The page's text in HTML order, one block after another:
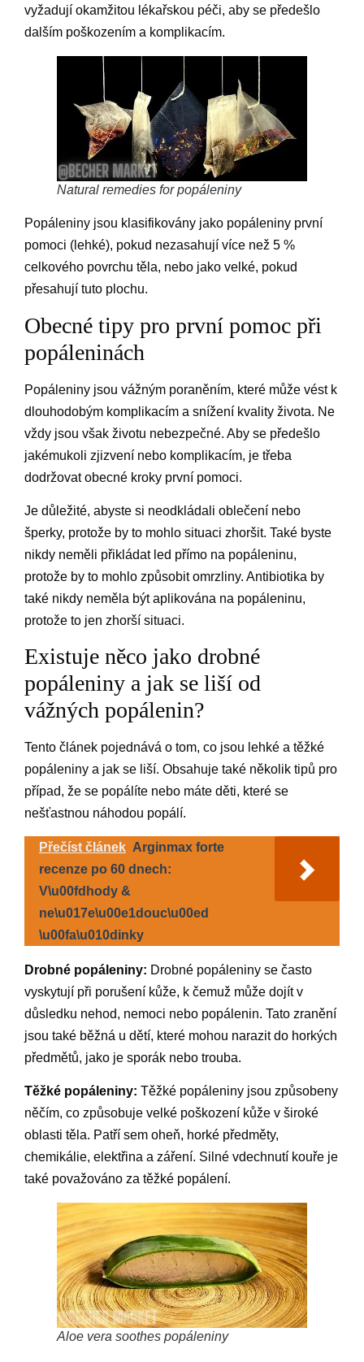
vyžadují okamžitou lékařskou péči, aby se předešlo
dalším poškozením a komplikacím.
Natural remedies for popáleniny
Popáleniny jsou klasifikovány jako popáleniny první
pomoci (lehké), pokud nezasahují více než 5 %
celkového povrchu těla, nebo jako velké, pokud
přesahují tuto plochu.
Obecné tipy pro první pomoc při
popáleninách
Popáleniny jsou vážným poraněním, které může vést k
dlouhodobým komplikacím a snížení kvality života. Ne
vždy jsou však životu nebezpečné. Aby se předešlo
jakémukoli zjizvení nebo komplikacím, je třeba
dodržovat obecné kroky první pomoci.
Je důležité, abyste si neodkládali oblečení nebo
šperky, protože by to mohlo situaci zhoršit. Také byste
nikdy neměli přikládat led přímo na popáleninu,
protože by to mohlo způsobit omrzliny. Antibiotika by
také nikdy neměla být aplikována na popáleninu,
protože to jen zhorší situaci.
Existuje něco jako drobné
popáleniny a jak se liší od
vážných popálenin?
Tento článek pojednává o tom, co jsou lehké a těžké
popáleniny a jak se liší. Obsahuje také několik tipů pro
případ, že se popálíte nebo máte děti, které se
nešťastnou náhodou popálí.
Přečíst článek Arginmax forte
recenze po 60 dnech:
V\u00fdhody &
ne\u017e\u00e1douc\u00ed
\u00fa\u010dinky
Drobné popáleniny: Drobné popáleniny se často
vyskytují při porušení kůže, k čemuž může dojít v
důsledku nehod, nemoci nebo popálenin. Tato zranění
jsou také běžná u dětí, které mohou narazit do horkých
předmětů, jako je sporák nebo trouba.
Těžké popáleniny: Těžké popáleniny jsou způsobeny
něčím, co způsobuje velké poškození kůže v široké
oblasti těla. Patří sem oheň, horké předměty,
chemikálie, elektřina a záření. Silné vdechnutí kouře je
také považováno za těžké popálení.
Aloe vera soothes popáleniny